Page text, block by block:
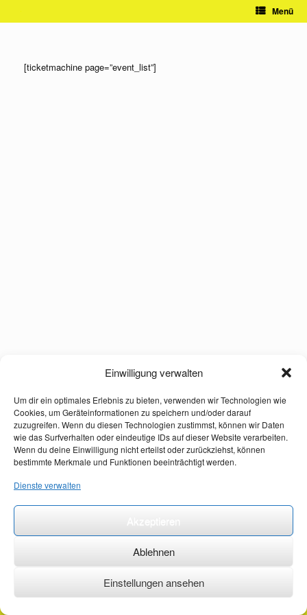
Einwilligung verwalten
Um dir ein optimales Erlebnis zu bieten, verwenden wir Technologien wie
Cookies, um Geräteinformationen zu speichern und/oder darauf
zuzugreifen. Wenn du diesen Technologien zustimmst, können wir Daten
wie das Surfverhalten oder eindeutige IDs auf dieser Website verarbeiten.
Wenn du deine Einwilligung nicht erteilst oder zurückziehst, können
bestimmte Merkmale und Funktionen beeinträchtigt werden.
Dienste verwalten
Ablehnen
Einstellungen ansehen
Menü
[ticketmachine page=”event_list”]
©2026 ·erstehilfekurs-mauch.de ·AGB ·Datenschutzerklärung ·Impressum ·